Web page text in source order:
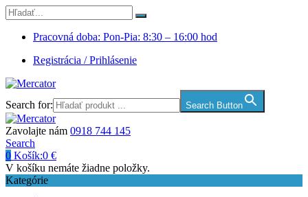
Pracovná doba: Pon-Pia: 8:30 – 16:00 hod
Registrácia / Prihlásenie
Search for: Search Button
Zavolajte nám 0918 744 145
Search
0 Košík:0 €
V košíku nemáte žiadne položky.
Kategórie